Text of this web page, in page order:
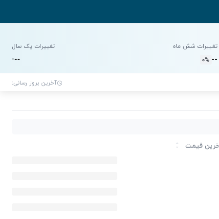
تغییرات شش ماه
-
-
0%
تغییرات یک سال
-
-
-
آخرین بروز رسانی:
قیمت